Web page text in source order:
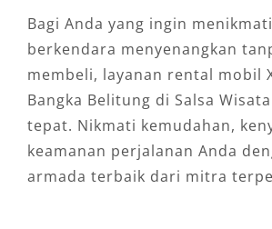
Bagi Anda yang ingin
berkendara menyenangkan
membeli, layanan rental mobil
Bangka Belitung di Salsa
tepat. Nikmati kemudahan,
keamanan perjalanan Anda
armada terbaik dari mitra